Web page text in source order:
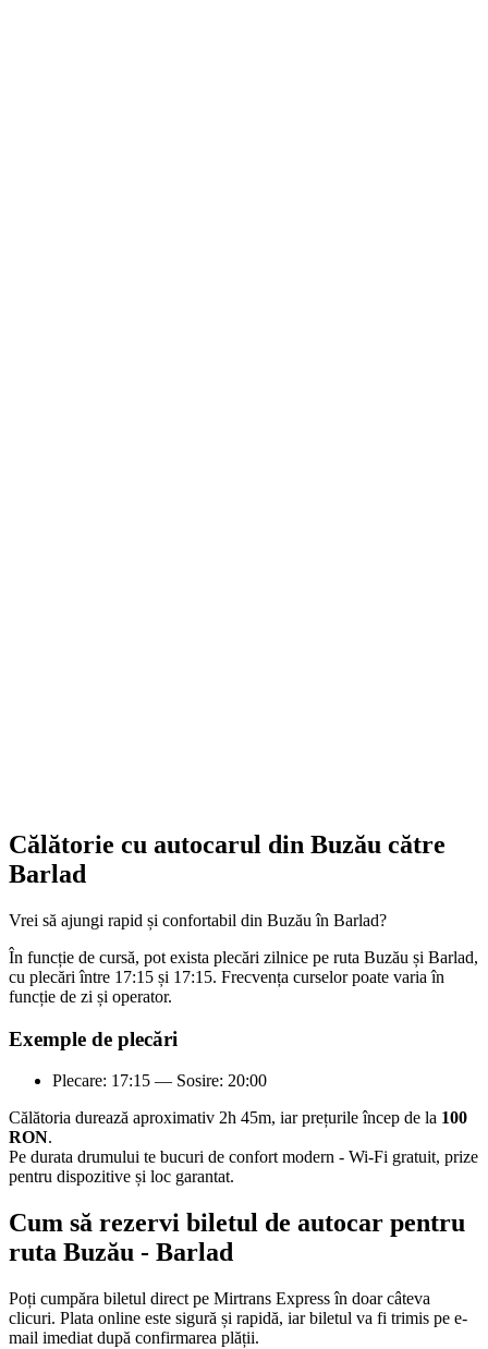
Călătorie cu autocarul din Buzău către
Barlad
Vrei să ajungi rapid și confortabil din Buzău în Barlad?
În funcție de cursă, pot exista plecări zilnice pe ruta Buzău și Barlad,
cu plecări între 17:15 și 17:15. Frecvența curselor poate varia în
funcție de zi și operator.
Exemple de plecări
Plecare: 17:15 — Sosire: 20:00
Călătoria durează aproximativ 2h 45m, iar prețurile încep de la 100
RON.
Pe durata drumului te bucuri de confort modern - Wi-Fi gratuit, prize
pentru dispozitive și loc garantat.
Cum să rezervi biletul de autocar pentru
ruta Buzău - Barlad
Poți cumpăra biletul direct pe Mirtrans Express în doar câteva
clicuri. Plata online este sigură și rapidă, iar biletul va fi trimis pe e-
mail imediat după confirmarea plății.